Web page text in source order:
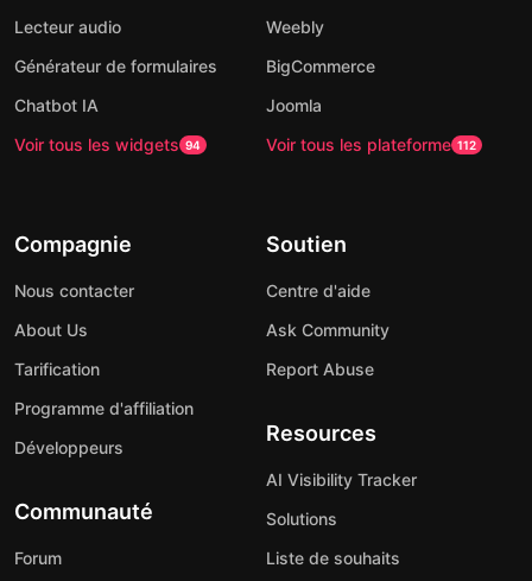
Lecteur audio
Générateur de formulaires
Chatbot IA
Voir tous les widgets 94
Weebly
BigCommerce
Joomla
Voir tous les plateforme 112
Compagnie
Nous contacter
About Us
Tarification
Programme d'affiliation
Développeurs
Communauté
Forum
Soutien
Centre d'aide
Ask Community
Report Abuse
Resources
AI Visibility Tracker
Solutions
Liste de souhaits